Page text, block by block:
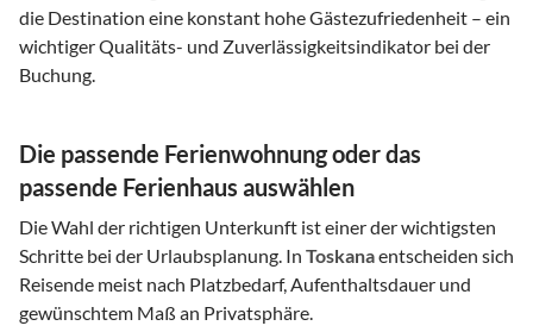
die Destination eine konstant hohe Gästezufriedenheit – ein
wichtiger Qualitäts- und Zuverlässigkeitsindikator bei der
Buchung.
Die passende Ferienwohnung oder das
passende Ferienhaus auswählen
Die Wahl der richtigen Unterkunft ist einer der wichtigsten
Schritte bei der Urlaubsplanung. In Toskanaentscheiden sich
Reisende meist nach Platzbedarf, Aufenthaltsdauer und
gewünschtem Maß an Privatsphäre.